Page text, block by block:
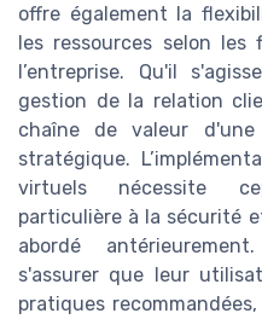
offre également la
les ressources selon
l’entreprise. Qu'il
gestion de la relation
chaîne de valeur
stratégique.
virtuels nécessite
particulière à la sécurité
abordé
s'assurer que leur
pratiques